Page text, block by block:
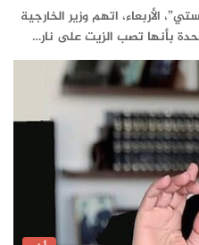
الأربعاء، اتهم وزير الخارجية
بأنها تصب الزيت على نار…